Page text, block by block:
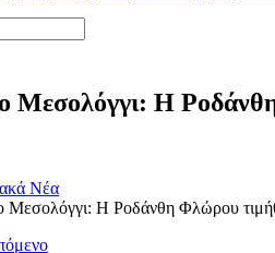
Μεσολόγγι: Η
Νέα
Μεσολόγγι: Η Ροδάνθη Φλώρου